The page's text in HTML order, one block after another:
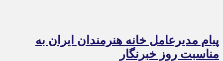
پیام مدیرعامل خانه هنرمندان ایران به
مناسبت روز خبرنگار